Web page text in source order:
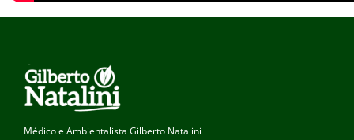
Médico e Ambientalista Gilberto Natalini